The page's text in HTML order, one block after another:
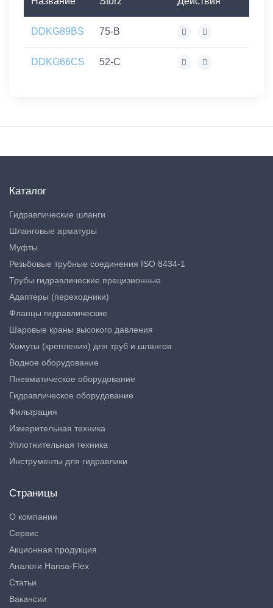
DDKG89BS 75-B
DDKG66CS 52-C
Каталог
Гидравлические шланги
Шланговые арматуры
Муфты
Резьбовые трубные соединения ISO 8434-1
Трубы гидравлические прецизионные
Адаптеры (переходники)
Фланцы гидравлические
Шаровые краны высокого давления
Хомуты (крепления) для труб и шлангов
Водное оборудование
Пневматическое оборудование
Гидравлическое оборудование
Фильтрация
Измерительная техника
Уплотнительная техника
Инструменты для гидравлики
Страницы
О компании
Сервис
Акционная продукция
Аналоги Hansa-Flex
Статьи
Вакансии